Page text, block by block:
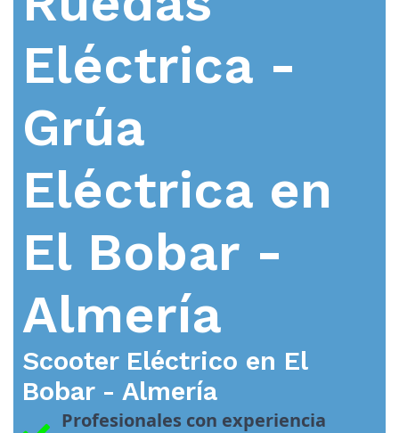
Eléctrica -
Grúa
Eléctrica en
El Bobar -
Almería
Scooter Eléctrico en El
Bobar - Almería
Profesionales con experiencia